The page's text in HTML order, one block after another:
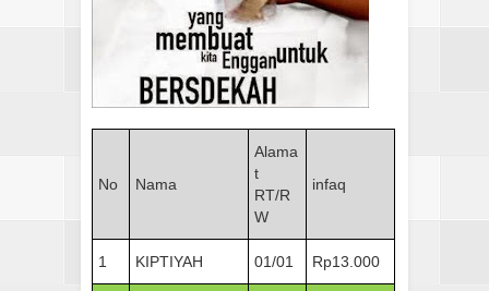
No Nama
Alama
t
RT/R
W
infaq
1 KIPTIYAH 01/01 Rp13.000